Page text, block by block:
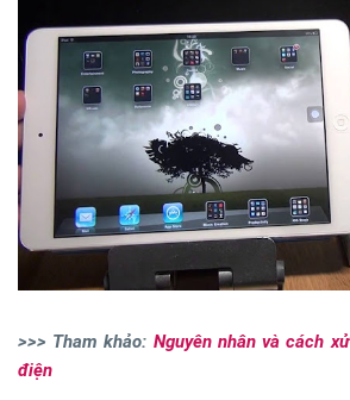
>>> Tham khảo: Nguyên nhân và cách
điện